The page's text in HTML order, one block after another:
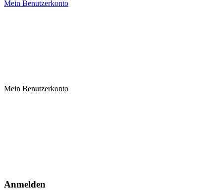
Mein Benutzerkonto
Mein Benutzerkonto
Anmelden